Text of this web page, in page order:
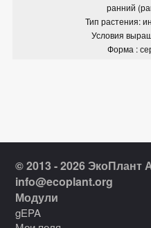
ранний
Тип растения:
Условия
Форма :
© 2013 - 2026 ЭкоПлант
info@ecoplant.org
Модули
gEPA